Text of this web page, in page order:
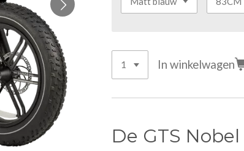
In winkelwagen
De GTS Nobel